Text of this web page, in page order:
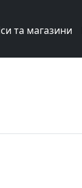
та магазини